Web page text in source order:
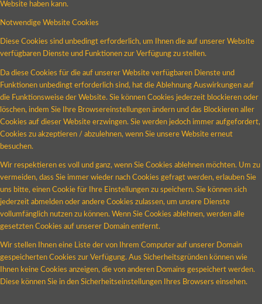
Website haben kann.
Notwendige Website Cookies
Diese Cookies sind unbedingt erforderlich, um Ihnen die auf unserer Website
verfügbaren Dienste und Funktionen zur Verfügung zu stellen.
Da diese Cookies für die auf unserer Website verfügbaren Dienste und
Funktionen unbedingt erforderlich sind, hat die Ablehnung Auswirkungen auf
die Funktionsweise der Website. Sie können Cookies jederzeit blockieren oder
löschen, indem Sie Ihre Browsereinstellungen ändern und das Blockieren aller
Cookies auf dieser Website erzwingen. Sie werden jedoch immer aufgefordert,
Cookies zu akzeptieren / abzulehnen, wenn Sie unsere Website erneut
besuchen.
Wir respektieren es voll und ganz, wenn Sie Cookies ablehnen möchten. Um zu
vermeiden, dass Sie immer wieder nach Cookies gefragt werden, erlauben Sie
uns bitte, einen Cookie für Ihre Einstellungen zu speichern. Sie können sich
jederzeit abmelden oder andere Cookies zulassen, um unsere Dienste
vollumfänglich nutzen zu können. Wenn Sie Cookies ablehnen, werden alle
gesetzten Cookies auf unserer Domain entfernt.
Wir stellen Ihnen eine Liste der von Ihrem Computer auf unserer Domain
gespeicherten Cookies zur Verfügung. Aus Sicherheitsgründen können wie
Ihnen keine Cookies anzeigen, die von anderen Domains gespeichert werden.
Diese können Sie in den Sicherheitseinstellungen Ihres Browsers einsehen.